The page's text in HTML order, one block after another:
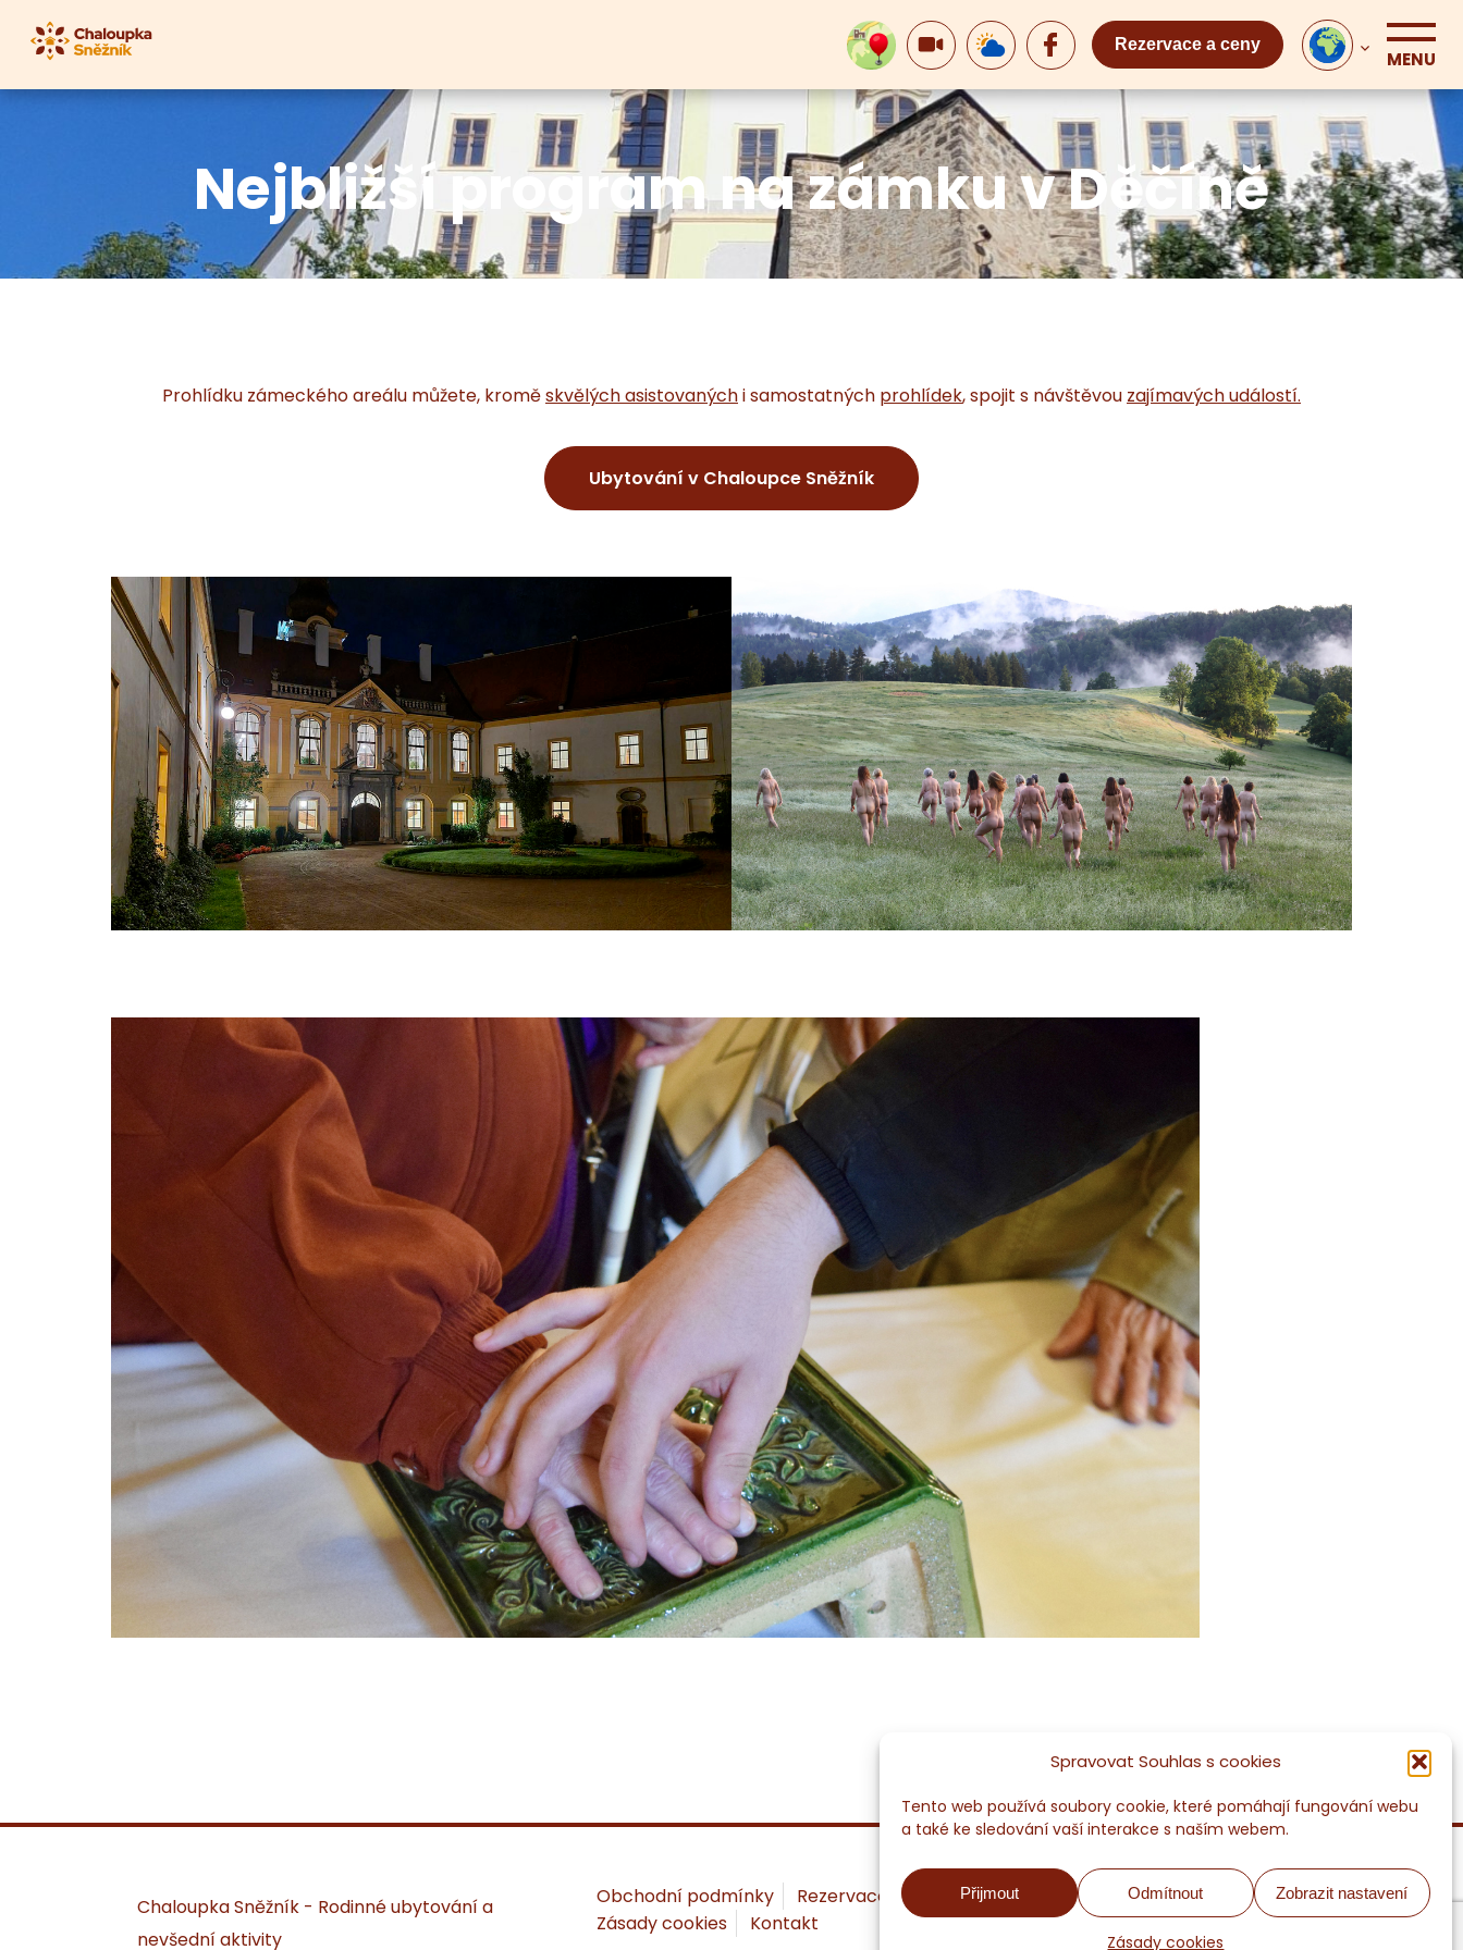
Spravovat Souhlas s cookies
Tento web používá soubory cookie, které pomáhají fungování webu
a také ke sledování vaší interakce s naším webem.
Přijmout Odmítnout Zobrazit nastavení
Zásady cookies
Rezervace a ceny
MENU
Nejbližší program na zámku v Děčíně
Prohlídku zámeckého areálu můžete, kroměskvělých asistovanýchi samostatných prohlídek, spojit s návštěvou zajímavých událostí.
Ubytování v Chaloupce Sněžník
Chaloupka Sněžník - Rodinné ubytování a
nevšední aktivity
Obchodní podmínky Rezervace a ceny
Odkazy a partneři, naše doporučení
Zásady cookies
Kontakt